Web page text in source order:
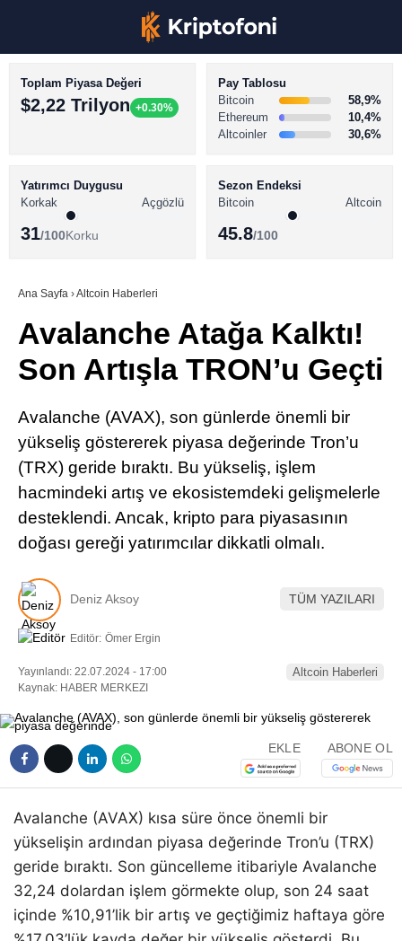
Youtube
TikTok
Pinterest
LinkedIn
Telegram
BİTCOİN HABERLERİ
ALTCOİN HABERLERİ
SÖZLÜK
Toplam Piyasa Değeri
$2,22 Trilyon +0.30%
Pay Tablosu
Bitcoin
58,9%
Ethereum
10,4%
Altcoinler
30,6%
Yatırımcı Duygusu
Korkak
Açgözlü
31/100Korku
Sezon Endeksi
Bitcoin
Altcoin
45.8/100
Ana Sayfa ›Altcoin Haberleri
Avalanche Atağa Kalktı!
Son Artışla TRON’u Geçti
Avalanche (AVAX), son günlerde önemli bir
yükseliş göstererek piyasa değerinde Tron’u
(TRX) geride bıraktı. Bu yükseliş, işlem
hacmindeki artış ve ekosistemdeki gelişmelerle
desteklendi. Ancak, kripto para piyasasının
doğası gereği yatırımcılar dikkatli olmalı.
Deniz Aksoy TÜM YAZILARI
Editör: Ömer Ergin
Yayınlandı: 22.07.2024 - 17:00
Kaynak: HABER MERKEZI
Altcoin Haberleri
EKLE ABONE OL
Avalanche (AVAX) kısa süre önce önemli bir
yükselişin ardından piyasa değerinde Tron’u (TRX)
geride bıraktı. Son güncelleme itibariyle Avalanche
32,24 dolardan işlem görmekte olup, son 24 saat
içinde %10,91’lik bir artış ve geçtiğimiz haftaya göre